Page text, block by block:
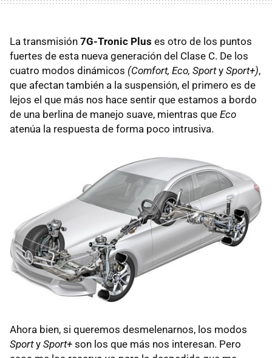
La transmisión 7G-Tronic Plus es otro de los puntos
fuertes de esta nueva generación del Clase C. De los
cuatro modos dinámicos (Comfort, Eco, Sporty Sport+),
que afectan también a la suspensión, el primero es de
lejos el que más nos hace sentir que estamos a bordo
de una berlina de manejo suave, mientras que Eco
atenúa la respuesta de forma poco intrusiva.
Ahora bien, si queremos desmelenarnos, los modos
Sporty Sport+ son los que más nos interesan. Pero